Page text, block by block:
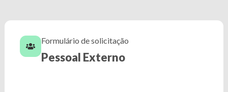
Formulário de solicitação
Pessoal Externo